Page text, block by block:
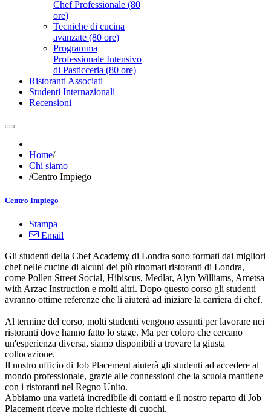
Chef Professionale (80
ore)
Tecniche di cucina
avanzate (80 ore)
Programma
Professionale Intensivo
di Pasticceria (80 ore)
Ristoranti Associati
Studenti Internazionali
Recensioni
Home/
Chi siamo
/Centro Impiego
Centro Impiego
Stampa
Email
Gli studenti della Chef Academy di Londra sono formati dai migliori
chef nelle cucine di alcuni dei più rinomati ristoranti di Londra,
come Pollen Street Social, Hibiscus, Medlar, Alyn Williams, Ametsa
with Arzac Instruction e molti altri. Dopo questo corso gli studenti
avranno ottime referenze che li aiuterà ad iniziare la carriera di chef.
Al termine del corso, molti studenti vengono assunti per lavorare nei
ristoranti dove hanno fatto lo stage. Ma per coloro che cercano
un'esperienza diversa, siamo disponibili a trovare la giusta
collocazione.
Il nostro ufficio di Job Placement aiuterà gli studenti ad accedere al
mondo professionale, grazie alle connessioni che la scuola mantiene
con i ristoranti nel Regno Unito.
Abbiamo una varietà incredibile di contatti e il nostro reparto di Job
Placement riceve molte richieste di cuochi.